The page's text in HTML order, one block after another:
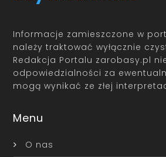
Informacje zamieszczone w
należy traktować wyłącznie
Redakcja Portalu zarobasy.pl
odpowiedzialności za
mogą wynikać ze złej
Menu
O nas